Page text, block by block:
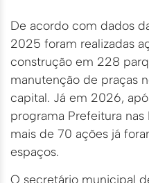
De acordo com dados
2025 foram realizadas
construção em 228
manutenção de praças
capital. Já em 2026,
programa Prefeitura nas
mais de 70 ações já
espaços.
O secretário municipal